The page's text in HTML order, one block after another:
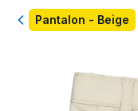
RetourPantalon - Beige